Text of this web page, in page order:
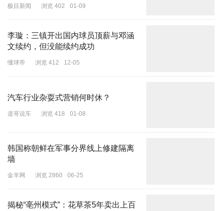
境内某些势力的支持。
过去40多年，阿富汗战争连绵，大量难民涌入巴基斯坦。当年，我
但阿富汗居然转向印度，这尤其让巴基斯坦难以接受。
所以，我看到，巴外交部就明确表态，“巴基斯坦在40多年的时间
国际政治的现实往往如此残酷：善意的付出，未必能换来感恩的回
响。甚至，是更仇视的目光。
极目新闻 浏览 402 01-09
李璇：三镇开出国内球员顶薪与邓涵
文续约，但没能续约成功
懂球帝 浏览 412 12-05
汽车行业杂耍式营销何时休？
道哥说车 浏览 418 01-08
韩国称朝鲜在军事分界线上修建隔离
墙
金羊网 浏览 2860 06-25
揭秘“亳州模式”：花草茶5年卖出上百